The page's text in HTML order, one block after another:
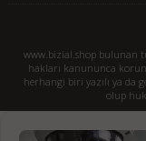
www.bizial.shop bulunan
hakları kanununca
herhangi biri yazılı ya da
olup